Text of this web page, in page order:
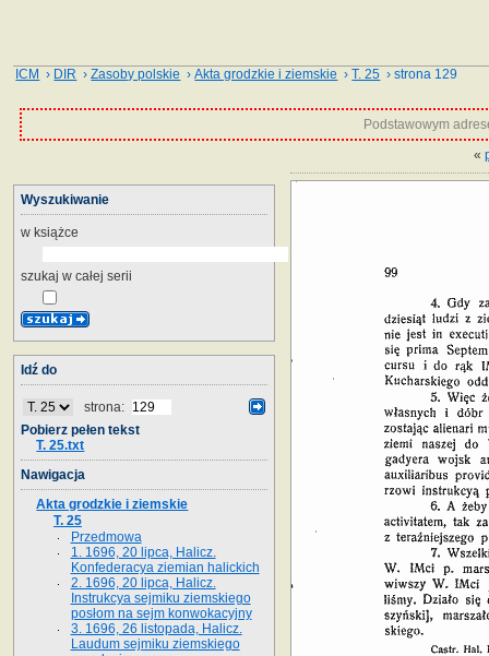
ICM › DIR ›Zasoby polskie ›Akta grodzkie i ziemskie ›T. 25 › strona 129
Podstawowym
«
Wyszukiwanie
w książce
szukaj w całej serii
Idź do
strona:
Pobierz pełen tekst
T. 25.txt
Nawigacja
Akta grodzkie i ziemskie
T. 25
Przedmowa
1. 1696, 20 lipca, Halicz.
Konfederacya ziemian halickich
2. 1696, 20 lipca, Halicz.
Instrukcya sejmiku ziemskiego
posłom na sejm konwokacyjny
3. 1696, 26 listopada, Halicz.
Laudum sejmiku ziemskiego